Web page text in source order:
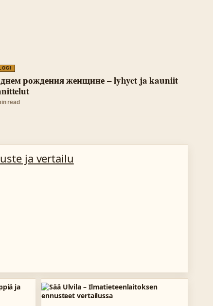
рождения женщине – lyhyet ja kauniit
read